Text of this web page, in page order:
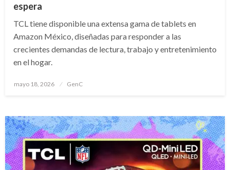
espera
TCL tiene disponible una extensa gama de tablets en
Amazon México, diseñadas para responder a las
crecientes demandas de lectura, trabajo y entretenimiento
en el hogar.
Publicado
mayo 18, 2026 GenC